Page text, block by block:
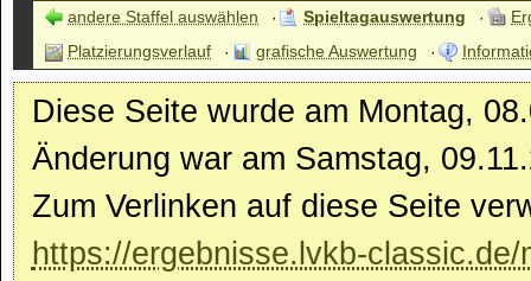
andere Staffel auswählen Spieltagauswertung
Platzierungsverlauf
grafische Auswertung
Diese Seite wurde am Montag,
Änderung war am Samstag,
Zum Verlinken auf diese Seite
https://ergebnisse.lvkb-